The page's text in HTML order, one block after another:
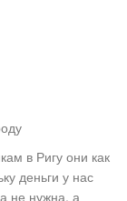
в Ригу они как
деньги у нас
не нужна, а